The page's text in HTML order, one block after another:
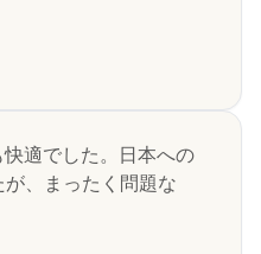
適でした。日本への
、まったく問題な